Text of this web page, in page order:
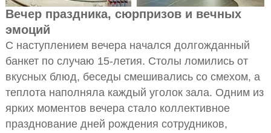
Вечер праздника, сюрпризов и вечных
эмоций
С наступлением вечера начался долгожданный
банкет по случаю 15-летия. Столы ломились от
вкусных блюд, беседы смешивались со смехом, а
теплота наполняла каждый уголок зала. Одним из
ярких моментов вечера стало коллективное
празднование дней рождения сотрудников,